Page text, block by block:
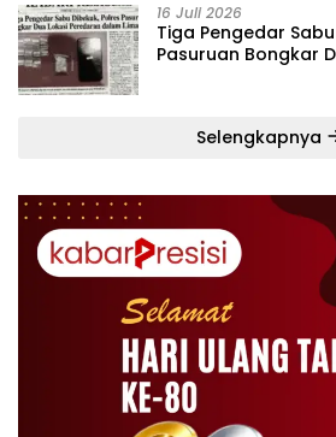
16 Juli 2026
Tiga Pengedar
Pasuruan Bongkar
Selengkapnya